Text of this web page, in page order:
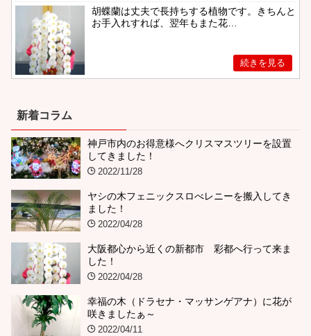
胡蝶蘭は丈夫で長持ちする植物です。きちんと
お手入れすれば、翌年もまた花…
新着コラム
神戸市内のお得意様へクリスマスツリーを設置
してきました！
2022/11/28
ヤシの木フェニックスロべレニーを搬入してき
ました！
2022/04/28
大阪都心から近くの新都市 彩都へ行って来ま
した！
2022/04/28
幸福の木（ドラセナ・マッサンゲアナ）に花が
咲きましたぁ～
2022/04/11